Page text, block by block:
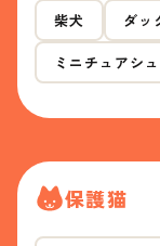
柴犬 ダッ
ミニチュアシ
保護猫